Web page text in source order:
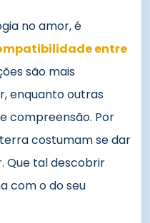
no amor, é
entre
são mais
enquanto outras
compreensão. Por
costumam se dar
Que tal descobrir
com o do seu